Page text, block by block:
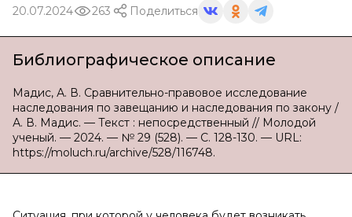
20.07.2024 263 Поделиться
Библиографическое описание
Мадис, А. В. Сравнительно-правовое исследование
наследования по завещанию и наследования по закону /
А. В. Мадис. — Текст : непосредственный // Молодой
ученый. — 2024. — № 29 (528). — С. 128-130. — URL:
https://moluch.ru/archive/528/116748.